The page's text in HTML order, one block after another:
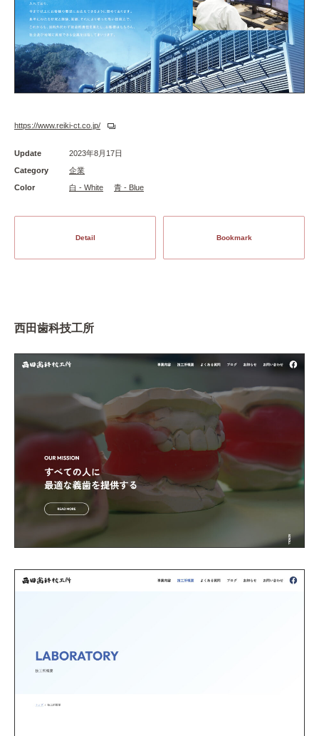
https://www.reiki-ct.co.jp/
Update
2023年8月17日
Category
企業
Color
白 - White 青 - Blue
Detail Bookmark
西田歯科技工所